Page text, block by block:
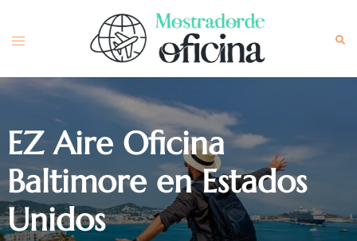
content
Toggle
EZ Aire Oficina
Baltimore en Estados
Unidos